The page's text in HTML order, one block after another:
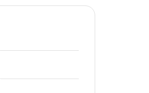
อ
อเสนอ
นหาข้อเสนอ
ค้นหาข้อเสนอ
ค้นหาข้อเสนอ
disclaimer. ค้นหาข้อเสนอ
disclaimer. ค้นหาข้อเสนอ
offers-disclaimer. ค้นหาข้อเสนอ
view-offers-disclaimer. ค้นหาข้อเสนอ
cmp-view-offers-disclaimer. ค้นหาข้อ
cmp-view-offers-disclaimer. ค้น